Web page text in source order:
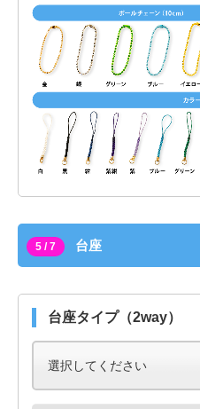
5 / 7 台座
台座タイプ（2way）